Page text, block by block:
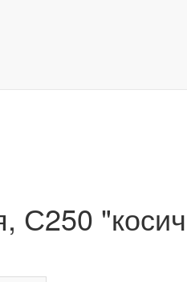
С250